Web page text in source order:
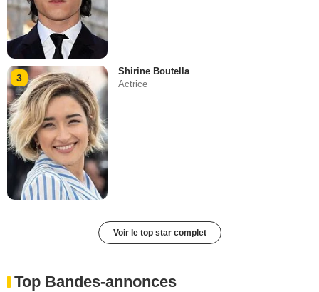
3
Shirine Boutella
Actrice
Voir le top star complet
Top Bandes-annonces